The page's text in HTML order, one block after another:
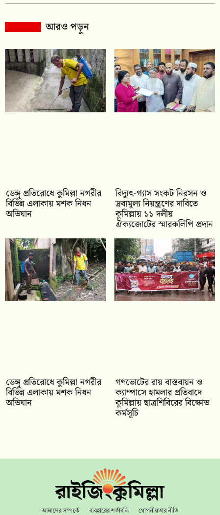
আরও পড়ুন
ডেঙ্গু প্রতিরোধে কুমিল্লা নগরীর
বিভিন্ন এলাকায় মশক নিধন
অভিযান
‎বিদ্যুৎ-গ্যাস সংকট নিরসন ও
দ্রব্যমূল্য নিয়ন্ত্রণের দাবিতে
কুমিল্লায় ১১ দলীয়
ঐক‍্যজোটের স্মারকলিপি প্রদান
ডেঙ্গু প্রতিরোধে কুমিল্লা নগরীর
বিভিন্ন এলাকায় মশক নিধন
অভিযান
গণভোটের রায় বাস্তবায়ন ও
ক্যাম্পাসে হামলার প্রতিবাদে
কুমিল্লায় ছাত্রশিবিরের বিক্ষোভ
কর্মসূচি
আমাদের সম্পর্কে ব্যবহারের শর্তাবলি গোপনীয়তার নীতি